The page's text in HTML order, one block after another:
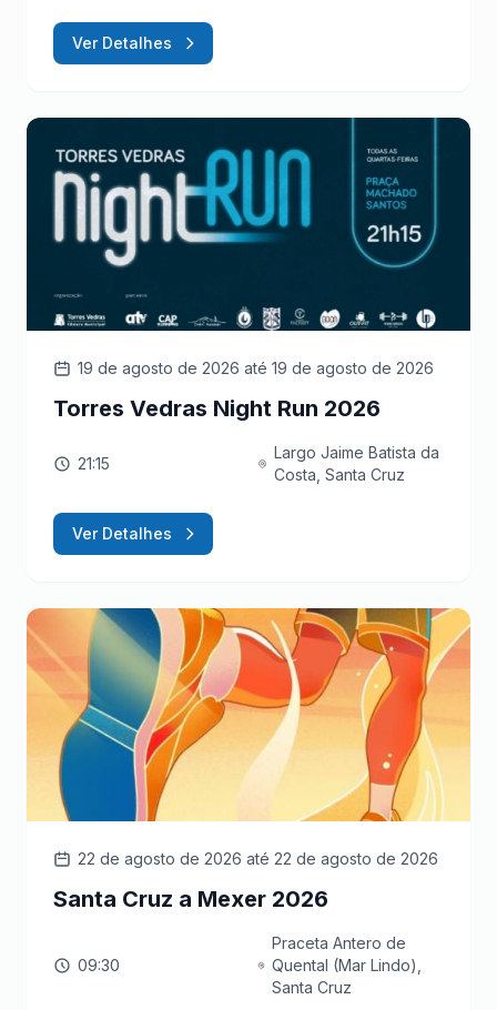
Ver Detalhes
19 de agosto de 2026 até 19 de agosto de 2026
Torres Vedras Night Run 2026
21:15
Largo Jaime Batista da
Costa, Santa Cruz
Ver Detalhes
22 de agosto de 2026 até 22 de agosto de 2026
Santa Cruz a Mexer 2026
09:30
Praceta Antero de
Quental (Mar Lindo),
Santa Cruz